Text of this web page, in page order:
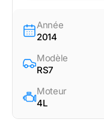
Année
2014
Modèle
RS7
Moteur
4L